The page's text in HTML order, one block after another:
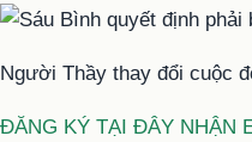
Người Thầy thay đổi cuộc
ĐĂNG KÝ TẠI ĐÂY NHẬN